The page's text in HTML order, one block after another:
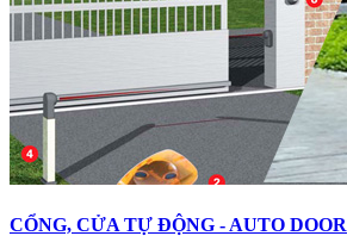
CỔNG, CỬA TỰ ĐỘNG - AUTO DOOR